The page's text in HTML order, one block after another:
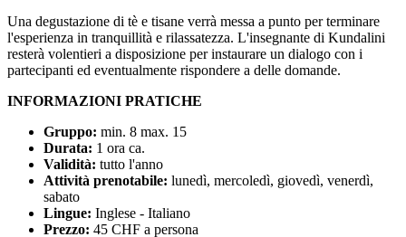
Una degustazione di tè e tisane verrà messa a punto per terminare
l'esperienza in tranquillità e rilassatezza. L'insegnante di Kundalini
resterà volentieri a disposizione per instaurare un dialogo con i
partecipanti ed eventualmente rispondere a delle domande.
INFORMAZIONI PRATICHE
Gruppo: min. 8 max. 15
Durata: 1 ora ca.
Validità: tutto l'anno
Attività prenotabile: lunedì, mercoledì, giovedì, venerdì,
sabato
Lingue: Inglese - Italiano
Prezzo: 45 CHF a persona